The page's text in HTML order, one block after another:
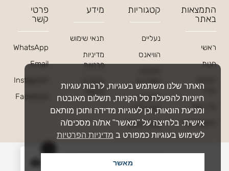
התמצאות
באתר
ראשי
חנות
שלנו
צור קשר
החשבון שלי
קטגוריות
נעליים
הוויאנס
חליפות
ואוברולים
מוצרי שיזוף
מידע
תנאי שימוש
מדיניות
פרטיות
הצהרת
נגישות
פרטי
קשר
WhatsApp
Email
Instagram
Facebook
כל הזכויות שמורות 2026 © TURI
האתר שלנו משתמש בעוגיות, לרבות עוגיות
חיוניות להפעלת סל הקניות, תשלום מאובטח
ומניעת הונאות, וכן לעוגיות מדידה ותוכן מותאם
אישית. בלחיצה על "מאשר" את/ה מסכים/ה
לשימוש בעוגיות כמפורט ב מדיניות הפרטיות
מאשר